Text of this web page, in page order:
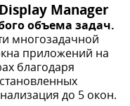
Manager
объема задач.
многозадачной
приложений на
благодаря
до 5 окон.